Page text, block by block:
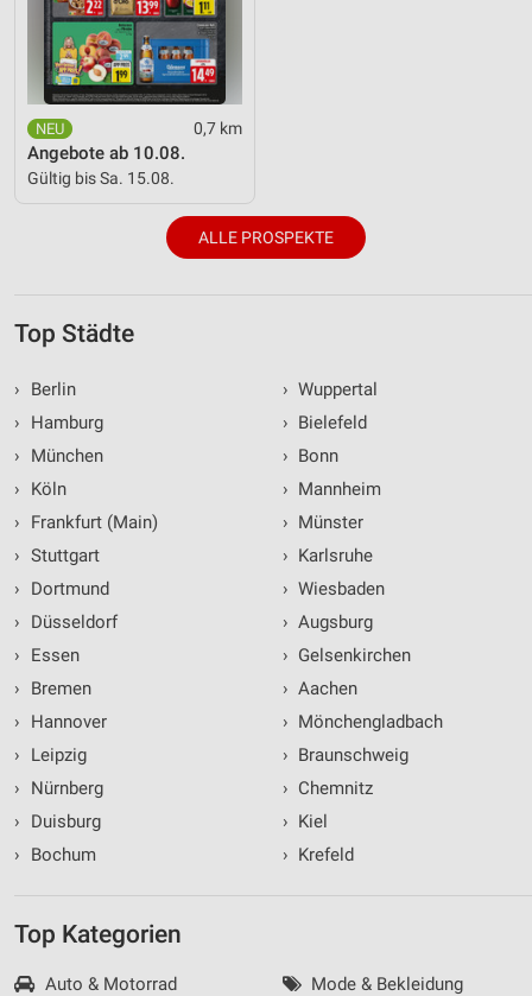
0,7 km
Angebote ab 10.08.
Gültig bis Sa. 15.08.
ALLE PROSPEKTE
Top Städte
›
Berlin
›
Hamburg
›
München
›
Köln
›
Frankfurt (Main)
› Stuttgart
›
Dortmund
›
Düsseldorf
›
Essen
›
Bremen
›
Hannover
›
Leipzig
›
Nürnberg
›
Duisburg
›
Bochum
› Wuppertal
› Bielefeld
› Bonn
› Mannheim
› Münster
› Karlsruhe
› Wiesbaden
› Augsburg
› Gelsenkirchen
› Aachen
› Mönchengladbach
› Braunschweig
› Chemnitz
› Kiel
› Krefeld
Top Kategorien
Auto & Motorrad
Mode & Bekleidung